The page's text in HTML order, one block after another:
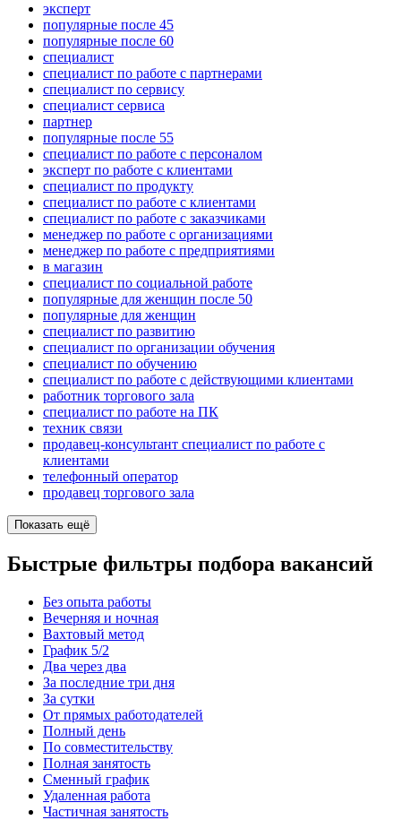
эксперт
популярные после 45
популярные после 60
специалист
специалист по работе с партнерами
специалист по сервису
специалист сервиса
партнер
популярные после 55
специалист по работе с персоналом
эксперт по работе с клиентами
специалист по продукту
специалист по работе с клиентами
специалист по работе с заказчиками
менеджер по работе с организациями
менеджер по работе с предприятиями
в магазин
специалист по социальной работе
популярные для женщин после 50
популярные для женщин
специалист по развитию
специалист по организации обучения
специалист по обучению
специалист по работе с действующими клиентами
работник торгового зала
специалист по работе на ПК
техник связи
продавец-консультант специалист по работе с
клиентами
телефонный оператор
продавец торгового зала
Показать ещё
Быстрые фильтры подбора вакансий
Без опыта работы
Вечерняя и ночная
Вахтовый метод
График 5/2
Два через два
За последние три дня
За сутки
От прямых работодателей
Полный день
По совместительству
Полная занятость
Сменный график
Удаленная работа
Частичная занятость